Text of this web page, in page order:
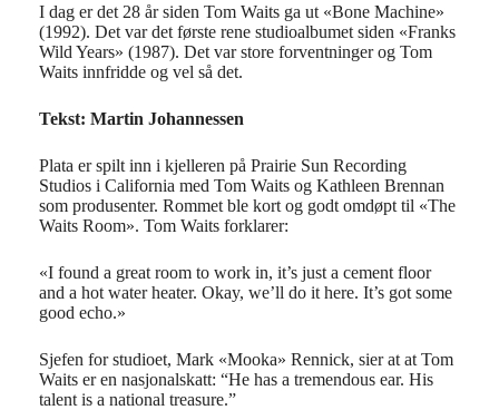
I dag er det 28 år siden Tom Waits ga ut «Bone Machine»
(1992). Det var det første rene studioalbumet siden «Franks
Wild Years» (1987). Det var store forventninger og Tom
Waits innfridde og vel så det.
Tekst: Martin Johannessen
Plata er spilt inn i kjelleren på Prairie Sun Recording
Studios i California med Tom Waits og Kathleen Brennan
som produsenter. Rommet ble kort og godt omdøpt til «The
Waits Room». Tom Waits forklarer:
«I found a great room to work in, it’s just a cement floor
and a hot water heater. Okay, we’ll do it here. It’s got some
good echo.»
Sjefen for studioet, Mark «Mooka» Rennick, sier at at Tom
Waits er en nasjonalskatt: “He has a tremendous ear. His
talent is a national treasure.”